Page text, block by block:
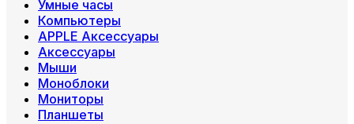
Умные часы
Компьютеры
APPLE Аксессуары
Аксессуары
Мыши
Моноблоки
Мониторы
Планшеты